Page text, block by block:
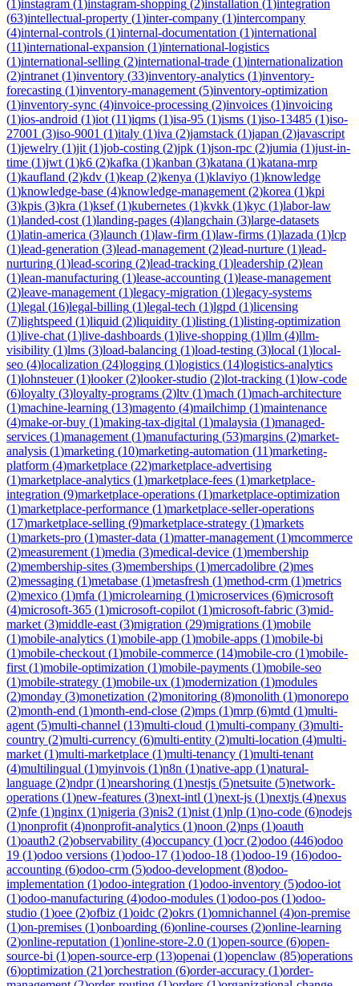
(1)instagram (1)instagram-shopping (2)installation (1)integration
(63)intellectual-property (1)inter-company (1)intercompany
(4)internal-controls (1)internal-documentation (1)international
(11)international-expansion (1)international-logistics
(1)international-selling (2)international-trade (1)internationalization
(2)intranet (1)inventory (33)inventory-analytics (1)inventory-
forecasting (1)inventory-management (5)inventory-optimization
(1)inventory-sync (4)invoice-processing (2)invoices (1)invoicing
(1)ios-android (1)iot (11)iqms (1)isa-95 (1)isms (1)iso-13485 (1)iso-
27001 (3)iso-9001 (1)italy (1)iva (2)jamstack (1)japan (2)javascript
(1)jewelry (1)jit (1)job-costing (2)jpk (1)json-rpc (2)jumia (1)just-in-
time (1)jwt (1)k6 (2)kafka (1)kanban (3)katana (1)katana-mrp
(1)kaufland (2)kdv (1)keap (2)kenya (1)klaviyo (1)knowledge
(1)knowledge-base (4)knowledge-management (2)korea (1)kpi
(3)kpis (3)kra (1)ksef(1)kubernetes (1)kvkk (1)kyc (1)labor-law
(1)landed-cost (1)landing-pages (4)langchain (3)large-datasets
(1)latin-america (3)launch (1)law-firm (1)law-firms (1)lazada (1)lcp
(1)lead-generation (3)lead-management (2)lead-nurture (1)lead-
nurturing (1)lead-scoring (2)lead-tracking (1)leadership (2)lean
(1)lean-manufacturing (1)lease-accounting (1)lease-management
(2)leave-management (1)legacy-migration (1)legacy-systems
(1)legal (16)legal-billing (1)legal-tech (1)lgpd (1)licensing
(7)lightspeed (1)liquid (2)liquidity (1)listing (1)listing-optimization
(1)live-chat (1)live-dashboards (1)live-shopping (1)llm (4)llm-
visibility (1)lms (3)load-balancing (1)load-testing (3)local (1)local-
seo (4)localization (24)logging (1)logistics (14)logistics-analytics
(1)lohnsteuer(1)looker(2)looker-studio (2)lot-tracking (1)low-code
(6)loyalty (3)loyalty-programs (2)ltv (1)mach (1)mach-architecture
(1)machine-learning (13)magento (4)mailchimp (1)maintenance
(4)make-or-buy (1)making-tax-digital (1)malaysia (1)managed-
services (1)management (1)manufacturing (53)margins (2)market-
analysis (1)marketing (10)marketing-automation (11)marketing-
platform (4)marketplace (22)marketplace-advertising
(1)marketplace-analytics (1)marketplace-fees (1)marketplace-
integration (9)marketplace-operations (1)marketplace-optimization
(1)marketplace-performance (1)marketplace-seller-operations
(17)marketplace-selling (9)marketplace-strategy (1)markets
(1)markets-pro (1)master-data (1)matter-management (1)mcommerce
(2)measurement (1)media (3)medical-device (1)membership
(2)membership-sites (3)memberships (1)mercadolibre (2)mes
(2)messaging (1)metabase (1)metasfresh (1)method-crm (1)metrics
(2)mexico (1)mfa (1)microlearning (1)microservices (6)microsoft
(4)microsoft-365 (1)microsoft-copilot (1)microsoft-fabric (3)mid-
market (3)middle-east (3)migration (29)migrations (1)mobile
(1)mobile-analytics (1)mobile-app (1)mobile-apps (1)mobile-bi
(1)mobile-checkout (1)mobile-commerce (14)mobile-cro (1)mobile-
first (1)mobile-optimization (1)mobile-payments (1)mobile-seo
(1)mobile-strategy (1)mobile-ux (1)modernization (1)modules
(2)monday (3)monetization (2)monitoring (8)monolith (1)monorepo
(2)month-end (1)month-end-close (2)mps (1)mrp (6)mtd (1)multi-
agent (5)multi-channel (13)multi-cloud (1)multi-company (3)multi-
country (2)multi-currency (6)multi-entity (2)multi-location (4)multi-
market (1)multi-marketplace (1)multi-tenancy (1)multi-tenant
(4)multilingual (1)myinvois (1)n8n (1)native-app (1)natural-
language (2)ndpr(1)nearshoring (1)nestjs (5)netsuite (5)network-
operations (1)new-features (3)next-intl (1)next-js (1)nextjs (4)nexus
(2)nfe (1)nginx (1)nigeria (3)nis2 (1)nist (1)nlp (1)no-code (6)nodejs
(1)nonprofit (4)nonprofit-analytics (1)noon (2)nps (1)oauth
(1)oauth2 (2)observability (4)occupancy (1)ocr(2)odoo (446)odoo
19 (1)odoo versions (1)odoo-17 (1)odoo-18 (1)odoo-19 (16)odoo-
accounting (6)odoo-crm (5)odoo-development (8)odoo-
implementation (1)odoo-integration (1)odoo-inventory (5)odoo-iot
(1)odoo-manufacturing (4)odoo-modules (1)odoo-pos (1)odoo-
studio (1)oee (2)ofbiz (1)oidc (2)okrs (1)omnichannel (4)on-premise
(1)on-premises (1)onboarding (6)online-courses (2)online-learning
(2)online-reputation (1)online-store-2.0 (1)open-source (6)open-
source-bi (1)open-source-erp (13)openai (1)openclaw (85)operations
(6)optimization (21)orchestration (6)order-accuracy (1)order-